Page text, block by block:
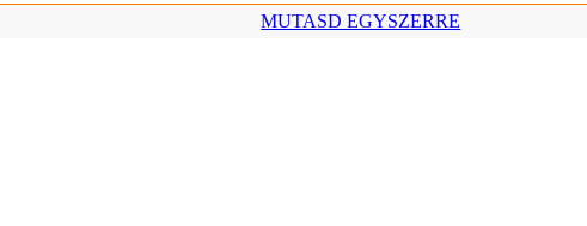
MUTASD EGYSZERRE